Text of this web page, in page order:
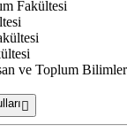
Fakültesi
ve Toplum